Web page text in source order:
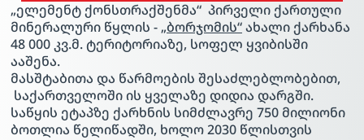
„ელემენტ ქონსთრაქშენმა“ პირველი ქართული
მინერალური წყლის - „ბორჯომის“ახალი ქარხანა
48 000 კვ.მ. ტერიტორიაზე, სოფელ ყვიბისში
ააშენა.
მასშტაბითა და წარმოების შესაძლებლობებით,
საქართველოში ის ყველაზე დიდია დარგში.
საწყის ეტაპზე ქარხნის სიმძლავრე 750 მილიონი
ბოთლია წელიწადში, ხოლო 2030 წლისთვის